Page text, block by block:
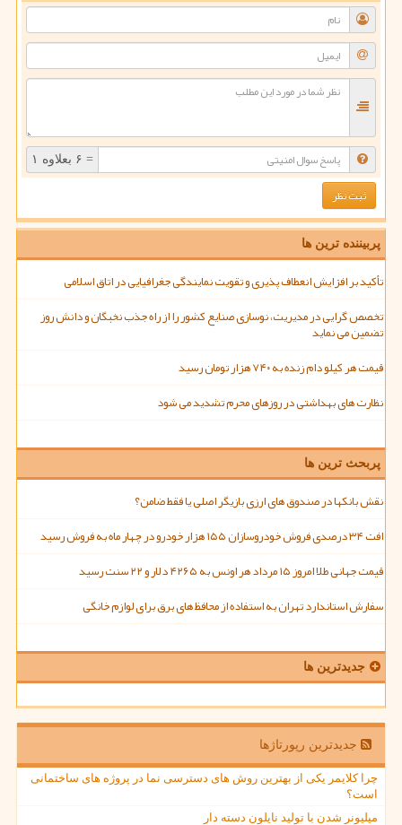
= ۶ بعلاوه ۱
پربیننده ترین ها
تأکید بر افزایش انعطاف پذیری و تقویت نمایندگی جغرافیایی در اتاق اسلامی
تخصص گرایی در مدیریت، نوسازی صنایع کشور را از راه جذب نخبگان و دانش روز
تضمین می نماید
قیمت هر کیلو دام زنده به ۷۴۰ هزار تومان رسید
نظارت های بهداشتی در روزهای محرم تشدید می شود
پربحث ترین ها
نقش بانکها در صندوق های ارزی بازیگر اصلی یا فقط ضامن؟
افت ۳۴ درصدی فروش خودروسازان ۱۵۵ هزار خودرو در چهار ماه به فروش رسید
قیمت جهانی طلا امروز ۱۵ مرداد هر اونس به ۴۲۶۵ دلار و ۲۲ سنت رسید
سفارش استاندارد تهران به استفاده از محافظ های برق برای لوازم خانگی
جدیدترین ها
جدیدترین رپورتاژها
چرا کلایمر یکی از بهترین روش های دسترسی نما در پروژه های ساختمانی
است؟
میلیونر شدن با تولید نایلون دسته دار